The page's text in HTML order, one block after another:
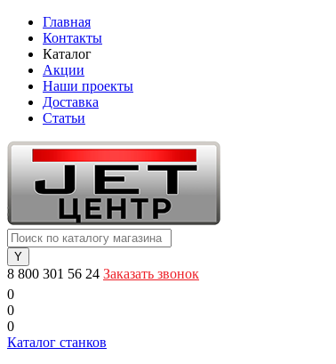
Главная
Контакты
Каталог
Акции
Наши проекты
Доставка
Статьи
8 800 301 56 24 Заказать звонок
0
0
0
Каталог станков